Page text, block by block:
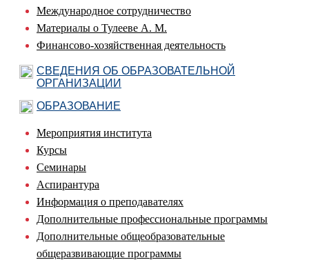
Международное сотрудничество
Материалы о Тулееве А. М.
Финансово-хозяйственная деятельность
СВЕДЕНИЯ ОБ ОБРАЗОВАТЕЛЬНОЙ
ОРГАНИЗАЦИИ
ОБРАЗОВАНИЕ
Мероприятия института
Курсы
Семинары
Аспирантура
Информация о преподавателях
Дополнительные профессиональные программы
Дополнительные общеобразовательные
общеразвивающие программы